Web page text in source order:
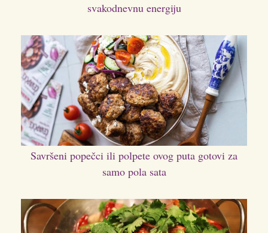
svakodnevnu energiju
Savršeni popečci ili polpete ovog puta gotovi za
samo pola sata